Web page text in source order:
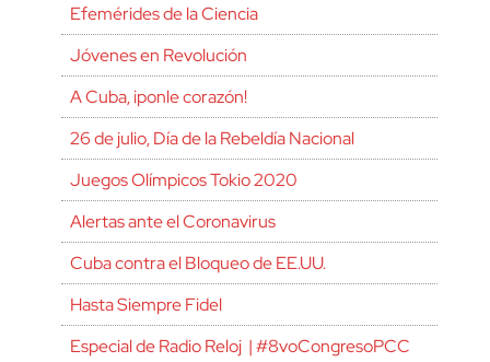
Efemérides de la Ciencia
Jóvenes en Revolución
A Cuba, ¡ponle corazón!
26 de julio, Día de la Rebeldía Nacional
Juegos Olímpicos Tokio 2020
Alertas ante el Coronavirus
Cuba contra el Bloqueo de EE.UU.
Hasta Siempre Fidel
Especial de Radio Reloj | #8voCongresoPCC